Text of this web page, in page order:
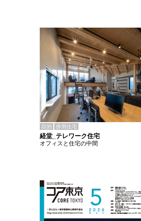
目的 併用住宅
経堂_テレワーク住宅
オフィスと住宅の中間